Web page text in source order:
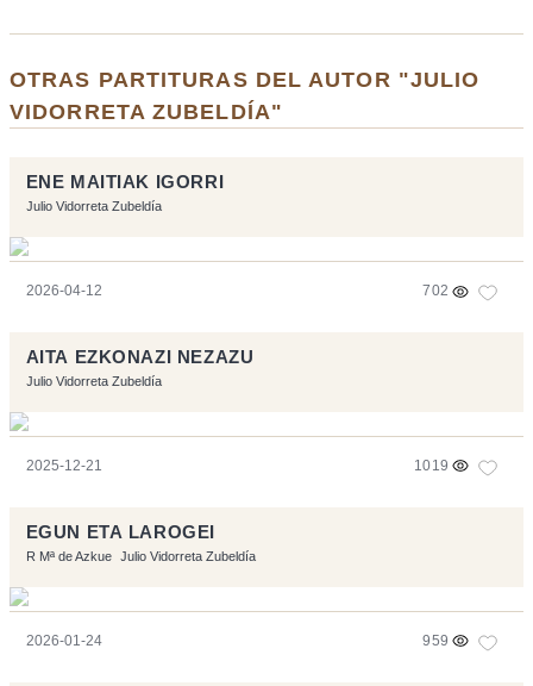
OTRAS PARTITURAS DEL AUTOR "JULIO
VIDORRETA ZUBELDÍA"
ENE MAITIAK IGORRI
Julio Vidorreta Zubeldía
2026-04-12 702
AITA EZKONAZI NEZAZU
Julio Vidorreta Zubeldía
2025-12-21 1019
EGUN ETA LAROGEI
R Mª de Azkue Julio Vidorreta Zubeldía
2026-01-24 959